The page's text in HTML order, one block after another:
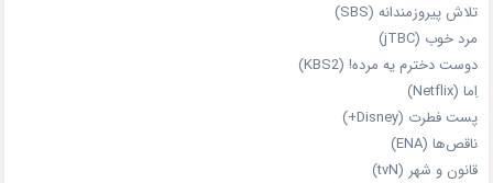
تلاش پیروزمندانه (SBS)
مرد خوب (jTBC)
دوست دخترم یه مرده! (KBS2)
اِما (Netflix)
پست فطرت (Disney+)
ناقص‌ها (ENA)
قانون و شهر (tvN)